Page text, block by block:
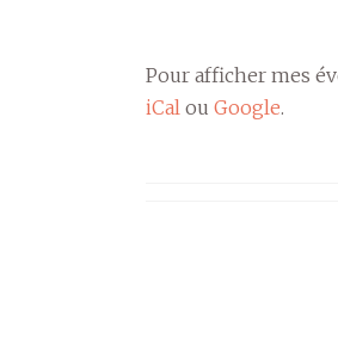
Pour afficher mes
iCal ou Google.